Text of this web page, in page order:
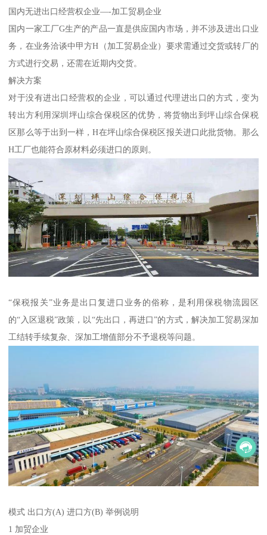
国内无进出口经营权企业—-加工贸易企业
国内一家工厂G生产的产品一直是供应国内市场，并不涉及进出口业
务，在业务洽谈中甲方H（加工贸易企业）要求需通过交货或转厂的
方式进行交易，还需在近期内交货。
解决方案
对于没有进出口经营权的企业，可以通过代理进出口的方式，变为
转出方利用深圳坪山综合保税区的优势，将货物出到坪山综合保税
区那么等于出到一样，H在坪山综合保税区报关进口此批货物。那么
H工厂也能符合原材料必须进口的原则。
“保税报关”业务是出口复进口业务的俗称，是利用保税物流园区
的“入区退税”政策，以“先出口，再进口”的方式，解决加工贸易深加
工结转手续复杂、深加工增值部分不予退税等问题。
模式 出口方(A) 进口方(B) 举例说明
1 加贸企业